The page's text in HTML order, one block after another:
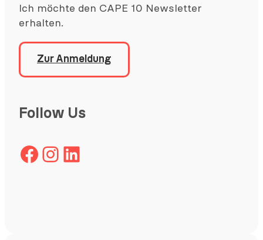
Ich möchte den CAPE 10 Newsletter
erhalten.
Zur Anmeldung
Follow Us
Facebook Instagram LinkedIn